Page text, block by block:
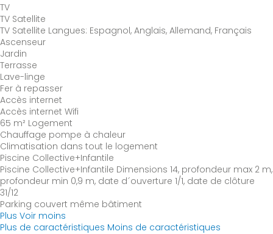
TV
TV Satellite
TV Satellite Langues: Espagnol, Anglais, Allemand, Français
Ascenseur
Jardin
Terrasse
Lave-linge
Fer à repasser
Accès internet
Accès internet Wifi
65 m² Logement
Chauffage pompe à chaleur
Climatisation dans tout le logement
Piscine Collective+Infantile
Piscine Collective+Infantile Dimensions 14, profondeur max 2 m,
profondeur min 0,9 m, date d´ouverture 1/1, date de clôture
31/12
Parking couvert même bâtiment
Plus Voir moins
Plus de caractéristiques Moins de caractéristiques